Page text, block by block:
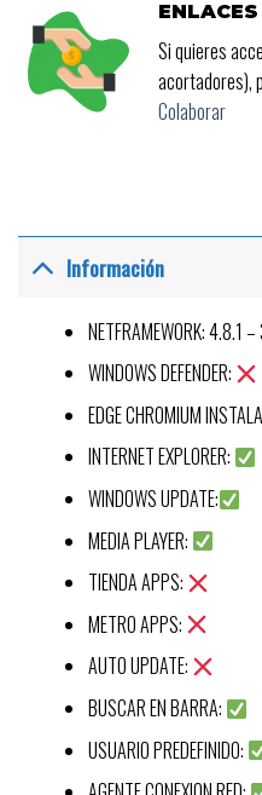
Si quieres
acortadores),
Colaborar
Información
NETFRAMEWORK: 4.8.1
WINDOWS DEFENDER:
EDGE CHROMIUM
INTERNET EXPLORER:
WINDOWS UPDATE:
MEDIA PLAYER:
TIENDA APPS:
METRO APPS:
AUTO UPDATE:
BUSCAR EN BARRA:
USUARIO PREDEFINIDO: